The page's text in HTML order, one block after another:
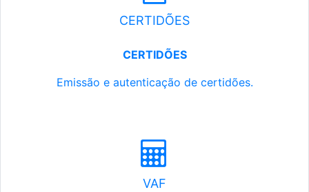
CERTIDÕES
CERTIDÕES
Emissão e autenticação de certidões.
VAF